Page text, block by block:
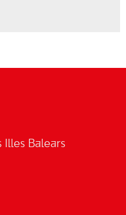
Illes Balears